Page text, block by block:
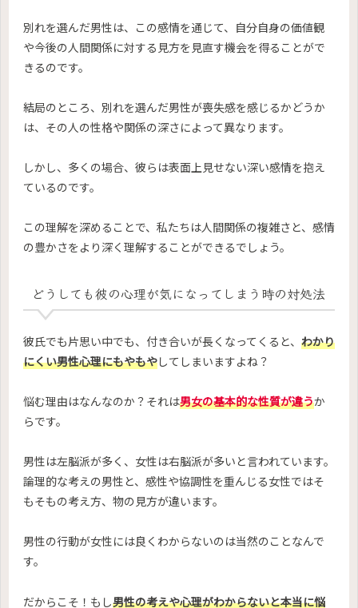
別れを選んだ男性は、この感情を通じて、自分自身の価値観
や今後の人間関係に対する見方を見直す機会を得ることがで
きるのです。
結局のところ、別れを選んだ男性が喪失感を感じるかどうか
は、その人の性格や関係の深さによって異なります。
しかし、多くの場合、彼らは表面上見せない深い感情を抱え
ているのです。
この理解を深めることで、私たちは人間関係の複雑さと、感情
の豊かさをより深く理解することができるでしょう。
どうしても彼の心理が気になってしまう時の対処法
彼氏でも片思い中でも、付き合いが長くなってくると、 わかり
にくい男性心理にもやもやしてしまいますよね？
悩む理由はなんなのか？それは男女の基本的な性質が違うか
らです。
男性は左脳派が多く、女性は右脳派が多いと言われています。
論理的な考えの男性と、感性や協調性を重んじる女性ではそ
もそもの考え方、物の見方が違います。
男性の行動が女性には良くわからないのは当然のことなんで
す。
だからこそ！もし男性の考えや心理がわからないと本当に悩